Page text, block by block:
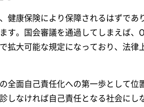
健康保険により保障されるはずであ
す。国会審議を通過してしまえば、
拡大可能な規定になっており、法律
全面自己責任化への第一歩として位
しなければ自己責任となる社会にし